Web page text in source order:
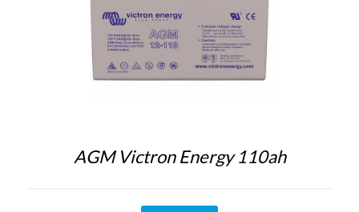
AGM Victron Energy 110ah